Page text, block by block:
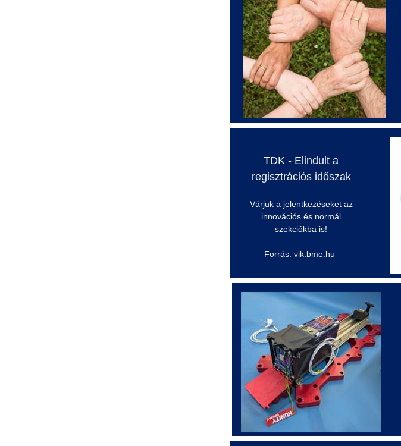
TDK - Elindult a
regisztrációs időszak
Várjuk a jelentkezéseket az
innovációs és normál
szekciókba is!
Forrás: vik.bme.hu